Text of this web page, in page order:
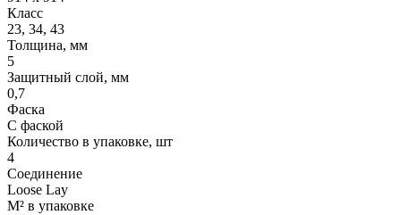
Класс
23, 34, 43
Толщина, мм
5
Защитный слой, мм
0,7
Фаска
С фаской
Количество в упаковке, шт
4
Соединение
Loose Lay
М² в упаковке